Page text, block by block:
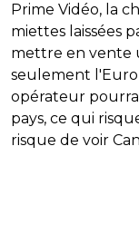
Prime Vidéo, la
miettes laissées
mettre en vente
seulement
opérateur
pays, ce qui
risque de voir